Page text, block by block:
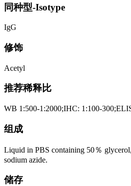
同种型-Isotype
IgG
修饰
Acetyl
推荐稀释比
WB 1:500-1:2000;IHC: 1:100-
组成
Liquid in PBS containing 50％
sodium azide.
储存